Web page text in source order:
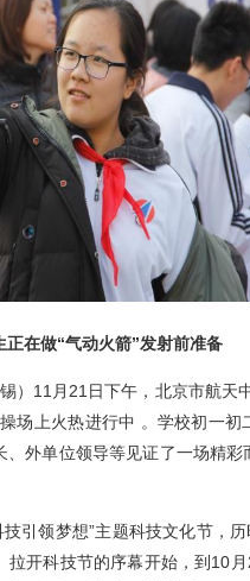
正在做“气动火箭”发射前准备
11月21日下午，北京市航天
场上火热进行中 。学校初一初
外单位领导等见证了一场精
领梦想”主题科技文化节，历
开科技节的序幕开始，到10